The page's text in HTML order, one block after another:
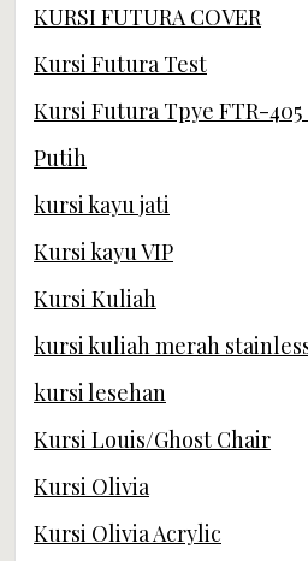
KURSI FUTURA COVER
Kursi Futura Test
Kursi Futura Tpye FTR-
Putih
kursi kayu jati
Kursi kayu VIP
Kursi Kuliah
kursi kuliah merah
kursi lesehan
Kursi Louis/Ghost Chair
Kursi Olivia
Kursi Olivia Acrylic